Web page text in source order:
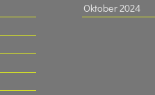
Oktober 2024